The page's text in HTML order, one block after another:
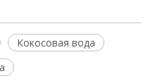
Кокосовая вода